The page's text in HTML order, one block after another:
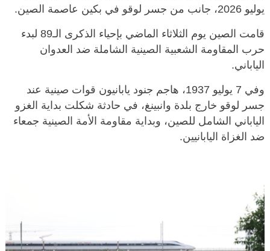
يوليو 2026، جانب من جسر لوقو في بكين عاصمة الصين.
قامت الصين يوم الثلاثاء الماضي بإحياء الذكرى الـ89 لبدء
حرب المقاومة الشعبية الصينية الشاملة ضد العدوان
الياباني.
وفي 7 يوليو 1937، هاجم جنود يابانيون قوات صينية عند
جسر لوقو خارج بلدة وانبينغ، في حادثة شكلت بداية الغزو
الياباني الشامل للصين، وبداية مقاومة الأمة الصينية جمعاء
ضد الغزاة اليابانيين.